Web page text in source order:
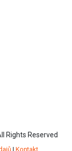
Rights Reserved
| Kontakt